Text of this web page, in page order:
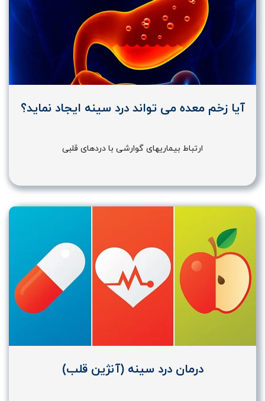
آیا زخم معده می تواند درد سینه ایجاد نماید؟
ارتباط بیماریهای گوارشی با دردهای قلبی
درمان درد سینه (آنژین قلب)